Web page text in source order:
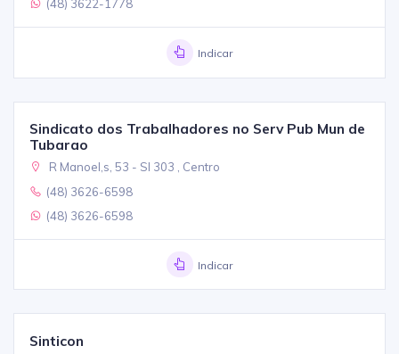
(48) 3622-1778
Indicar
Sindicato dos Trabalhadores no Serv Pub Mun de
Tubarao
R Manoel,s, 53 - Sl 303 , Centro
(48) 3626-6598
(48) 3626-6598
Indicar
Sinticon